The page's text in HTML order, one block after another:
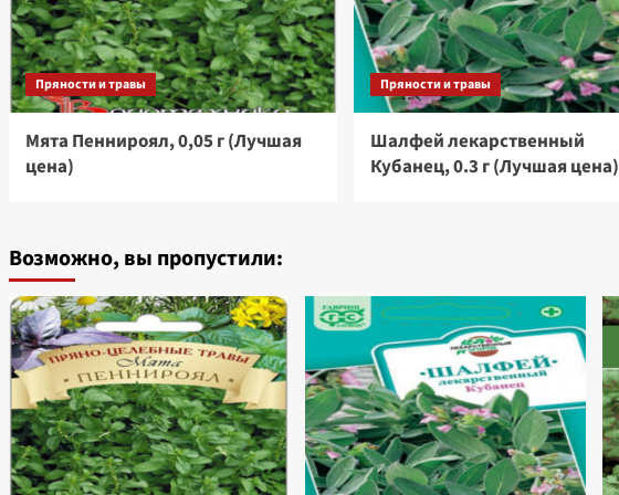
Пряности и травы
Мята Пеннироял, 0,05 г (Лучшая
цена)
Пряности и травы
Шалфей лекарственный
Кубанец, 0.3 г (Лучшая цена)
Возможно, вы пропустили: